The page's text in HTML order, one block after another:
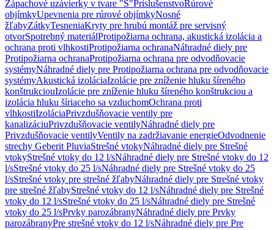
Zápachové uzávierky v tvare "S"PríslušenstvoRúrové
objímkyUpevnenia pre rúrové objímkyNosné
žľabyZátkyTesneniaKryty pre hrubú montáž pre servisný
otvorSpotrebný materiálProtipožiarna ochrana, akustická izolácia a
ochrana proti vlhkostiProtipožiarna ochranaNáhradné diely pre
Protipožiarna ochranaProtipožiarna ochrana pre odvodňovacie
systémyNáhradné diely pre Protipožiarna ochrana pre odvodňovacie
systémyAkustická izoláciaIzolácie pre zníženie hluku šíreného
konštrukciouIzolácie pre zníženie hluku šíreného konštrukciou a
izolácia hluku šíriaceho sa vzduchomOchrana proti
vlhkostiIzoláciaPrivzdušňovacie ventily pre
kanalizáciuPrivzdušňovacie ventilyNáhradné diely pre
Privzdušňovacie ventilyVentily na zadržiavanie energieOdvodnenie
strechy Geberit PluviaStrešné vtokyNáhradné diely pre Strešné
vtokyStrešné vtoky do 12 l/sNáhradné diely pre Strešné vtoky do 12
l/sStrešné vtoky do 25 l/sNáhradné diely pre Strešné vtoky do 25
l/sStrešné vtoky pre strešné žľabyNáhradné diely pre Strešné vtoky
pre strešné žľabyStrešné vtoky do 12 l/sNáhradné diely pre Strešné
vtoky do 12 l/sStrešné vtoky do 25 l/sNáhradné diely pre Strešné
vtoky do 25 l/sPrvky parozábranyNáhradné diely pre Prvky
parozábranyPre strešné vtoky do 12 l/sNáhradné diely pre Pre